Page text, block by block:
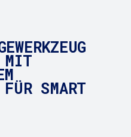
MIT
FÜR SMART